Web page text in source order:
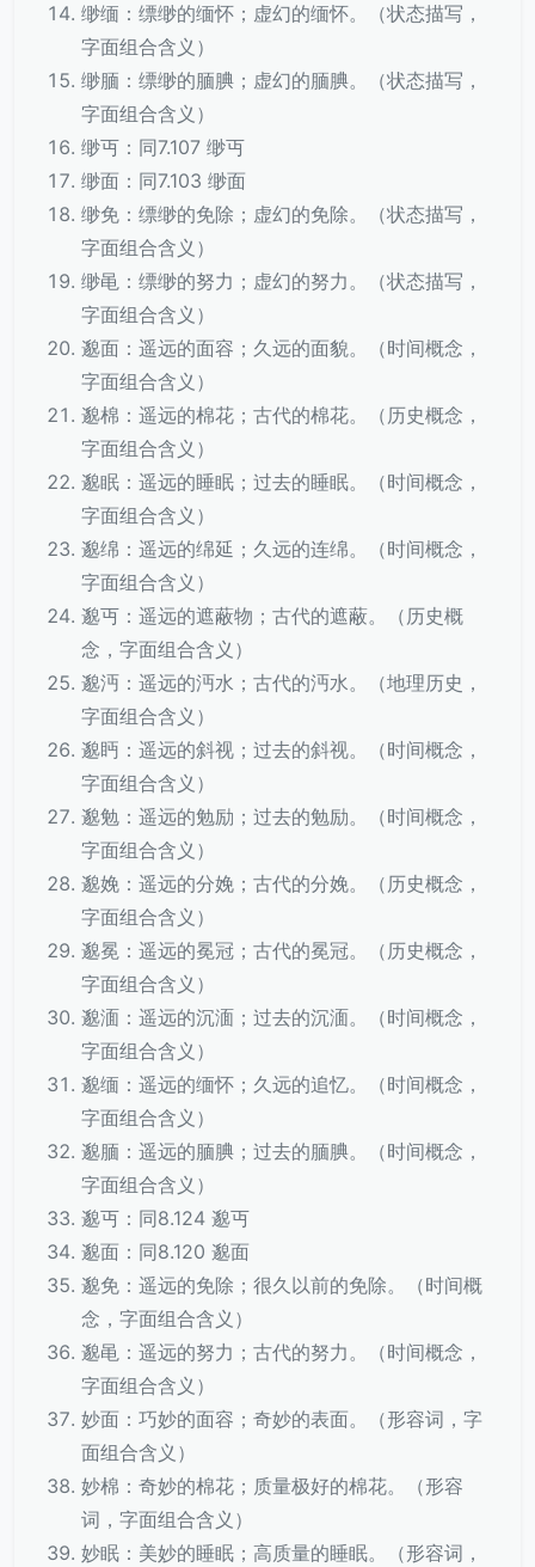
缈缅：缥缈的缅怀；虚幻的缅怀。（状态描写，
字面组合含义）
缈腼：缥缈的腼腆；虚幻的腼腆。（状态描写，
字面组合含义）
缈丏：同7.107 缈丏
缈面：同7.103 缈面
缈免：缥缈的免除；虚幻的免除。（状态描写，
字面组合含义）
缈黾：缥缈的努力；虚幻的努力。（状态描写，
字面组合含义）
邈面：遥远的面容；久远的面貌。（时间概念，
字面组合含义）
邈棉：遥远的棉花；古代的棉花。（历史概念，
字面组合含义）
邈眠：遥远的睡眠；过去的睡眠。（时间概念，
字面组合含义）
邈绵：遥远的绵延；久远的连绵。（时间概念，
字面组合含义）
邈丏：遥远的遮蔽物；古代的遮蔽。（历史概
念，字面组合含义）
邈沔：遥远的沔水；古代的沔水。（地理历史，
字面组合含义）
邈眄：遥远的斜视；过去的斜视。（时间概念，
字面组合含义）
邈勉：遥远的勉励；过去的勉励。（时间概念，
字面组合含义）
邈娩：遥远的分娩；古代的分娩。（历史概念，
字面组合含义）
邈冕：遥远的冕冠；古代的冕冠。（历史概念，
字面组合含义）
邈湎：遥远的沉湎；过去的沉湎。（时间概念，
字面组合含义）
邈缅：遥远的缅怀；久远的追忆。（时间概念，
字面组合含义）
邈腼：遥远的腼腆；过去的腼腆。（时间概念，
字面组合含义）
邈丏：同8.124 邈丏
邈面：同8.120 邈面
邈免：遥远的免除；很久以前的免除。（时间概
念，字面组合含义）
邈黾：遥远的努力；古代的努力。（时间概念，
字面组合含义）
妙面：巧妙的面容；奇妙的表面。（形容词，字
面组合含义）
妙棉：奇妙的棉花；质量极好的棉花。（形容
词，字面组合含义）
妙眠：美妙的睡眠；高质量的睡眠。（形容词，